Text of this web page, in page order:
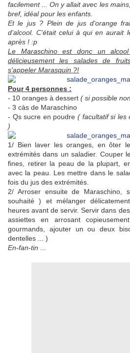
facilement ... On y allait avec les
bref, idéal pour les enfants.
Et le jus ? Plein de jus d'orange
d'alcool. C'était celui à qui en aurait
après ! :p
Le Maraschino est donc un
délicieusement les salades de
s'appeler Marasquin ?!
Pour 4 personnes :
- 10 oranges à dessert ( si possible
- 3 càs de Maraschino
- Qs sucre en poudre ( facultatif si les
)
1/ Bien laver les oranges, en ôter
extrémités dans un saladier. Couper
fines, retirer la peau de la plupart,
avec la peau. Les mettre dans le
fois du jus des extrémités.
2/ Arroser ensuite de Maraschino,
souhaité ) et mélanger
heures avant de servir. Servir dans
assiettes en arrosant
gourmands, ajouter un ou deux
dentelles ... )
En-fan-tin ...